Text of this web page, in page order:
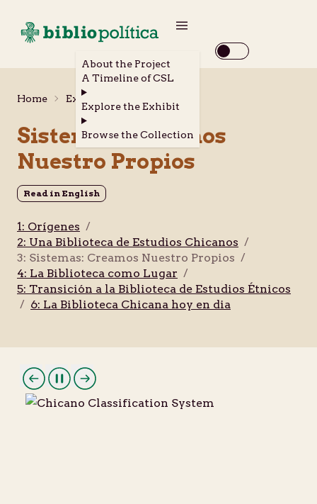
About the Project
A Timeline of CSL
Explore the Exhibit
Browse the Collection
Home Explora la Exhibición
Sistemas: Creamos
Nuestro Propios
Read in English
1: Orígenes /
2: Una Biblioteca de Estudios Chicanos /
3: Sistemas: Creamos Nuestro Propios /
4: La Biblioteca como Lugar /
5: Transición a la Biblioteca de Estudios Étnicos
/ 6: La Biblioteca Chicana hoy en dia